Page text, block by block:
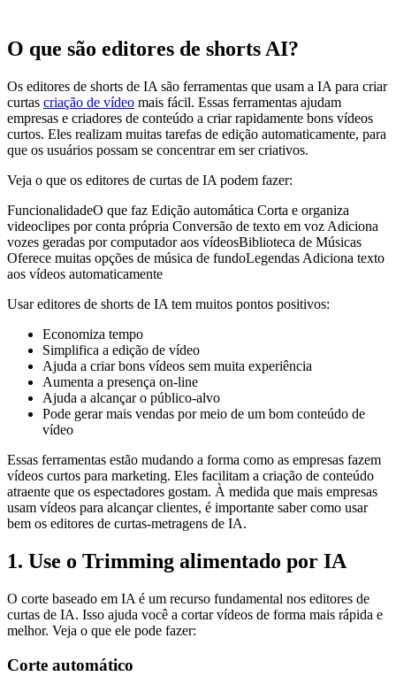
O que são editores de shorts AI?
Os editores de shorts de IA são ferramentas que usam a IA para criar
curtas criação de vídeo mais fácil. Essas ferramentas ajudam
empresas e criadores de conteúdo a criar rapidamente bons vídeos
curtos. Eles realizam muitas tarefas de edição automaticamente, para
que os usuários possam se concentrar em ser criativos.
Veja o que os editores de curtas de IA podem fazer:
FuncionalidadeO que faz Edição automática Corta e organiza
videoclipes por conta própria Conversão de texto em voz Adiciona
vozes geradas por computador aos vídeosBiblioteca de Músicas
Oferece muitas opções de música de fundoLegendas Adiciona texto
aos vídeos automaticamente
Usar editores de shorts de IA tem muitos pontos positivos:
Economiza tempo
Simplifica a edição de vídeo
Ajuda a criar bons vídeos sem muita experiência
Aumenta a presença on-line
Ajuda a alcançar o público-alvo
Pode gerar mais vendas por meio de um bom conteúdo de
vídeo
Essas ferramentas estão mudando a forma como as empresas fazem
vídeos curtos para marketing. Eles facilitam a criação de conteúdo
atraente que os espectadores gostam. À medida que mais empresas
usam vídeos para alcançar clientes, é importante saber como usar
bem os editores de curtas-metragens de IA.
1. Use o Trimming alimentado por IA
O corte baseado em IA é um recurso fundamental nos editores de
curtas de IA. Isso ajuda você a cortar vídeos de forma mais rápida e
melhor. Veja o que ele pode fazer:
Corte automático